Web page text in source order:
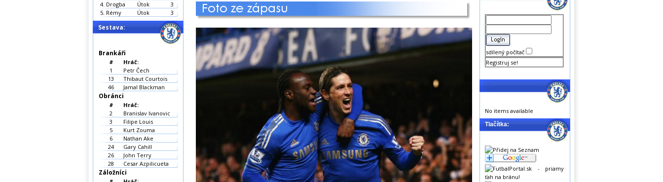
4. Drogba Útok
3
5. Rémy Útok 3
Sestava:
Brankáři
#
Hráč:
1
Petr Čech
13
Thibaut Courtois
46
Jamal Blackman
Obránci
#
Hráč:
2
Branislav Ivanovic
3
Filipe Louis
5
Kurt Zouma
6
Nathan Ake
24
Gary Cahill
26
John Terry
28
Cesar Azpilicueta
Záložníci
sdílený počítač
Registruj se!
No items available
Tlačítka: